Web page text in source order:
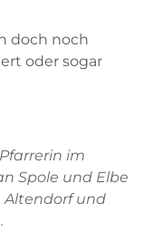
doch noch
oder sogar
im
Spole und Elbe
Altendorf und